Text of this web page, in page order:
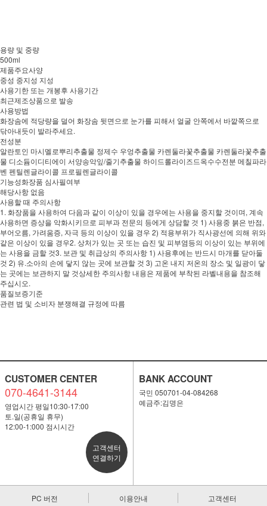
용량 및 중량
500ml
제품주요사양
중성 중지성 지성
사용기한 또는 개봉후 사용기간
최근제조상품으로 발송
사용방법
화장솜에 적당량을 덜어 화장솜 뒷면으로 눈가를 피해서 얼굴 안쪽에서 바깥쪽으로
닦아내듯이 발라주세요.
전성분
알란토인 마시멜로뿌리추출물 정제수 우엉추출물 카렌둘라꽃추출물 카렌둘라꽃추출
물 디소듐이디티에이 서양송악잎/줄기추출물 하이드롤라이즈드옥수수전분 메칠파라
벤 펜틸렌글라이콜 프로필렌글라이콜
기능성화장품 심사필여부
해당사항 없음
사용할 때 주의사항
1. 화장품을 사용하여 다음과 같이 이상이 있을 경우에는 사용을 중지할 것이며, 계속
사용하면 증상을 악화시키므로 피부과 전문의 등에게 상담할 것 1) 사용중 붉은 반점,
부어오름, 가려움증, 자극 등의 이상이 있을 경우 2) 적용부위가 직사광선에 의해 위와
같은 이상이 있을 경우2. 상처가 있는 곳 또는 습진 및 피부염등의 이상이 있는 부위에
는 사용을 금할 것3. 보관 및 취급상의 주의사항 1) 사용후에는 반드시 마개를 닫아둘
것 2) 유.소아의 손에 닿지 않는 곳에 보관할 것 3) 고온 내지 저온의 장소 및 일광이 닿
는 곳에는 보관하지 말 것상세한 주의사항 내용은 제품에 부착된 라벨내용을 참조해
주십시오.
품질보증기준
관련 법 및 소비자 분쟁해결 규정에 따름
CUSTOMER CENTER
070-4641-3144
영업시간 평일10:30-17:00
토.일(공휴일 휴무)
12:00-1:000 점시시간
고객센터
연결하기
BANK ACCOUNT
국민 050701-04-084268
예금주:김명은
PC 버전 이용안내 고객센터